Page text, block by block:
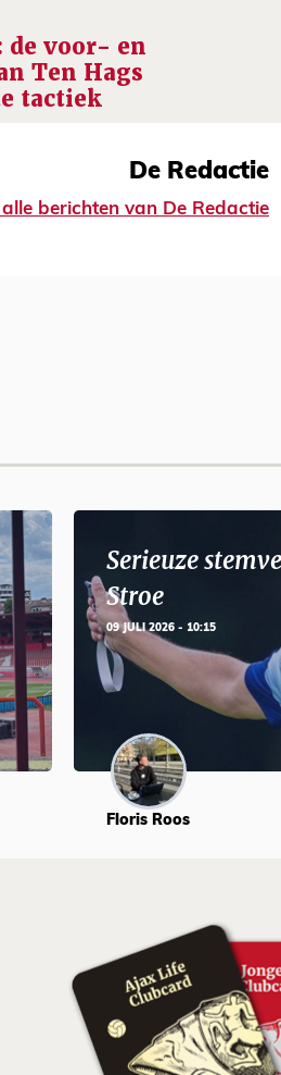
de voor- en
Ten Hags
tactiek
De Redactie
alle berichten van De Redactie
Serieuze
Stroe
09 JULI 2026 - 10:15
Floris Roos